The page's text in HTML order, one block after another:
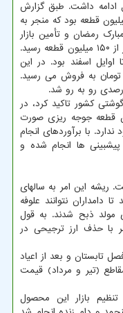
نخست سال ادامه داشت. طبق گزارش
جوجه ریزی در خرداد حدود ۱۳۲ میلیون قطعه بود که منجر به
رمضان و تأمین بازار
پروتئین، آمار جوجه ریزی در دیماه به بیشتر از ۱۵۰ میلیون قطعه رسید.
اسفند بود. در این
گوشت مرغ به مبلغ ۷۸ هزار تومان به فروش می رسید.
کشور تاکید کرد، در
ماهانه ۱۵۰ تا ۱۵۲ میلیون قطعه جوجه ریزی صورت
با برآوردهای انجام
ها انجام شده و
این امر به سالهای
دامداران نتوانند علوفه
مولد ذبح شدند. به قول
با حذف ارز ترجیحی در
تابستان و بعد از اعیاد
(تیر و مرداد) قیمت
بازار این محصول